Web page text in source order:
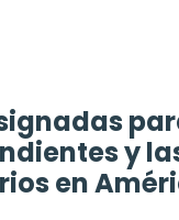
y
en